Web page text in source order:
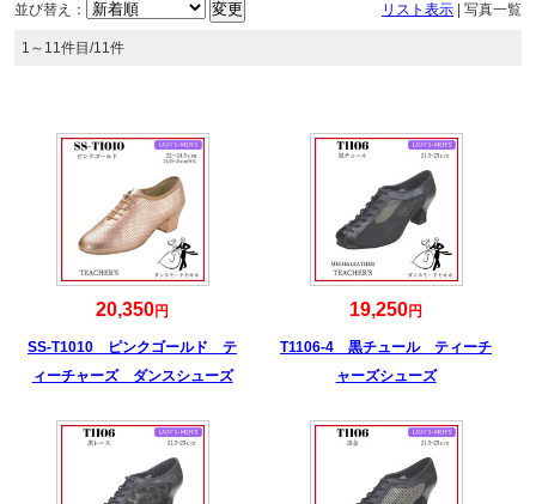
リスト表示 写真一覧
並び替え：
1～11件目/11件
20,350円
SS-T1010 ピンクゴールド テ
ィーチャーズ ダンスシューズ
19,250円
T1106-4 黒チュール ティーチ
ャーズシューズ